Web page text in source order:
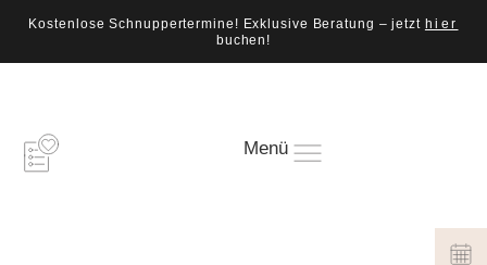
Kostenlose Schnuppertermine! Exklusive Beratung – jetzt hier
buchen!
Menü